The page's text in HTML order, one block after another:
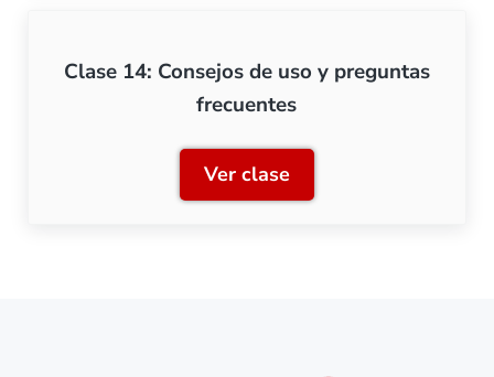
Clase 14: Consejos de uso y preguntas
frecuentes
Ver claseClase 14: Consejos de